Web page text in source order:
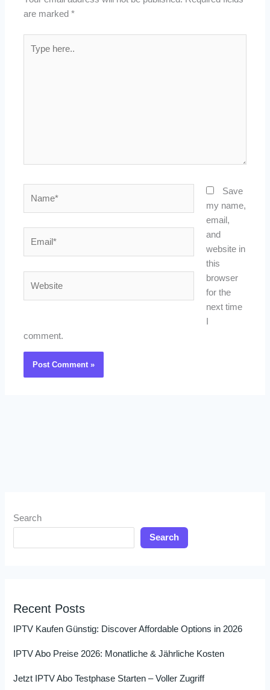
are marked*
here..
Save
my name,
email,
and
website in
this
browser
for the
next time
comment.
Search
Search
Recent Posts
IPTV Kaufen Günstig: Discover Affordable Options in 2026
IPTV Abo Preise 2026: Monatliche & Jährliche Kosten
Jetzt IPTV Abo Testphase Starten – Voller Zugriff